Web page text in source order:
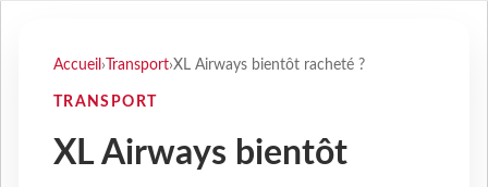
Accueil › Transport›XL Airways bientôt racheté ?
TRANSPORT
XL Airways bientôt